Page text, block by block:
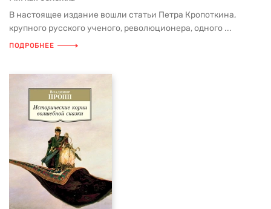
В настоящее издание вошли статьи Петра Кропоткина,
крупного русского ученого, революционера, одного ...
ПОДРОБНЕЕ